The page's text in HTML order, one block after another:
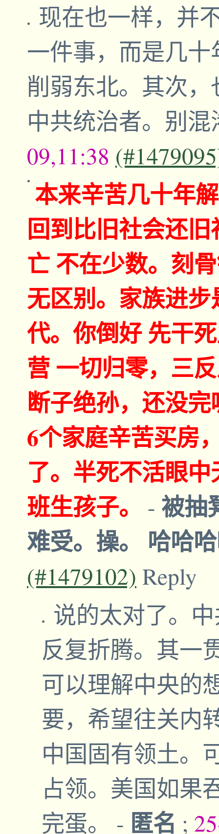
现在也一样，并
一件事，而是几
削弱东北。其次
中共统治者。别
09,11:38
本来辛苦几十年
回到比旧社会还
亡 不在少数。刻
无区别。家族进
代。你倒好 先干
营 一切归零，三
断子绝孙，还没
6个家庭辛苦买房
了。半死不活眼
班生孩子。
- 被抽
难受。操。 哈哈
(#1479102) Reply
说的太对了。
反复折腾。其一
可以理解中央的
要，希望往关内
中国固有领土。
占领。美国如果
完蛋。 - 匿名 ;